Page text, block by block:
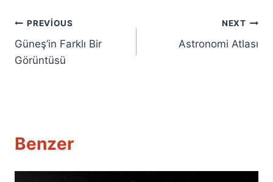
Yazı
gezinmesi
PREVIOUS
Güneş’in Farklı Bir
Görüntüsü
NEXT
Astronomi Atlası
Benzer